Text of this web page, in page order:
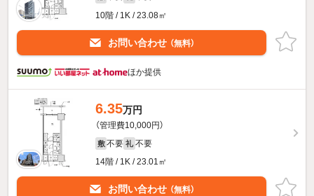
10階 / 1K / 23.08㎡
お問い合わせ （無料）
ほか提供
6.35万円
（管理費10,000円）
敷 不要 礼 不要
14階 / 1K / 23.01㎡
お問い合わせ （無料）